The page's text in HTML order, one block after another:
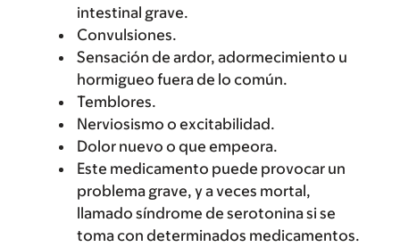
intestinal grave.
Convulsiones.
Sensación de ardor, adormecimiento u
hormigueo fuera de lo común.
Temblores.
Nerviosismo o excitabilidad.
Dolor nuevo o que empeora.
Este medicamento puede provocar un
problema grave, y a veces mortal,
llamado síndrome de serotonina si se
toma con determinados medicamentos.